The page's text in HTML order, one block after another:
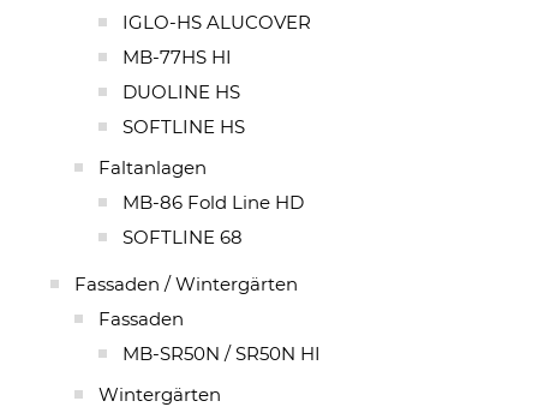
IGLO-HS ALUCOVER
MB-77HS HI
DUOLINE HS
SOFTLINE HS
Faltanlagen
MB-86 Fold Line HD
SOFTLINE 68
Fassaden / Wintergärten
Fassaden
MB-SR50N / SR50N HI
Wintergärten